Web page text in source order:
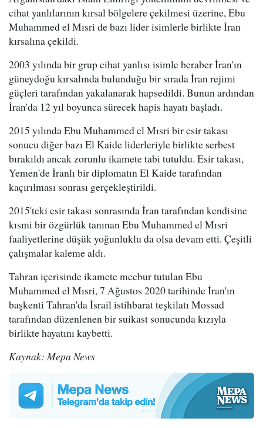
cihat yanlılarının kırsal bölgelere çekilmesi üzerine, Ebu
Muhammed el Mısri de bazı lider isimlerle birlikte İran
kırsalına çekildi.
2003 yılında bir grup cihat yanlısı isimle beraber İran'ın
güneydoğu kırsalında bulunduğu bir sırada İran rejimi
güçleri tarafından yakalanarak hapsedildi. Bunun ardından
İran'da 12 yıl boyunca sürecek hapis hayatı başladı.
2015 yılında Ebu Muhammed el Mısri bir esir takası
sonucu diğer bazı El Kaide liderleriyle birlikte serbest
bırakıldı ancak zorunlu ikamete tabi tutuldu. Esir takası,
Yemen'de İranlı bir diplomatın El Kaide tarafından
kaçırılması sonrası gerçekleştirildi.
2015'teki esir takası sonrasında İran tarafından kendisine
kısmi bir özgürlük tanınan Ebu Muhammed el Mısri
faaliyetlerine düşük yoğunluklu da olsa devam etti. Çeşitli
çalışmalar kaleme aldı.
Tahran içerisinde ikamete mecbur tutulan Ebu
Muhammed el Mısri, 7 Ağustos 2020 tarihinde İran'ın
başkenti Tahran'da İsrail istihbarat teşkilatı Mossad
tarafından düzenlenen bir suikast sonucunda kızıyla
birlikte hayatını kaybetti.
Kaynak: Mepa News